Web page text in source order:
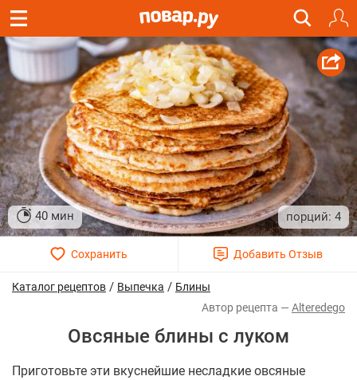
40 мин 4
Каталог рецептов / Выпечка / Блины
Alteredego
Овсяные блины с луком
Приготовьте эти вкуснейшие несладкие овсяные